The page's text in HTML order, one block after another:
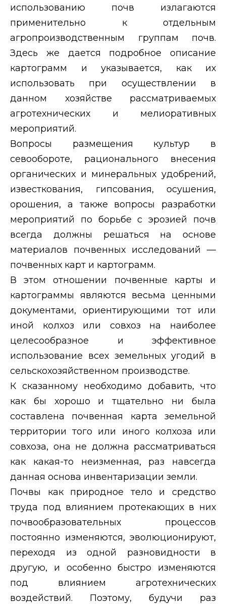
использованию почв излагаются
применительно к отдельным
агропроизводственным группам почв.
Здесь же дается подробное описание
картограмм и указывается, как их
использовать при осуществлении в
данном хозяйстве рассматриваемых
агротехнических и мелиоративных
мероприятий.
Вопросы размещения культур в
севообороте, рационального внесения
органических и минеральных удобрений,
известкования, гипсования, осушения,
орошения, а также вопросы разработки
мероприятий по борьбе с эрозией почв
всегда должны решаться на основе
материалов почвенных исследований —
почвенных карт и картограмм.
В этом отношении почвенные карты и
картограммы являются весьма ценными
документами, ориентирующими тот или
иной колхоз или совхоз на наиболее
целесообразное и эффективное
использование всех земельных угодий в
сельскохозяйственном производстве.
К сказанному необходимо добавить, что
как бы хорошо и тщательно ни была
составлена почвенная карта земельной
территории того или иного колхоза или
совхоза, она не должна рассматриваться
как какая-то неизменная, раз навсегда
данная основа инвентаризации земли.
Почвы как природное тело и средство
труда под влиянием протекающих в них
почвообразовательных процессов
постоянно изменяются, эволюционируют,
переходя из одной разновидности в
другую, и особенно быстро изменяются
под влиянием агротехнических
воздействий. Поэтому, будучи раз